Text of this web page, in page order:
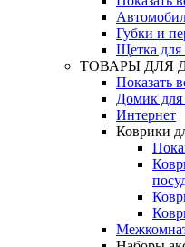
Губки и
Щетка для
ТОВАРЫ ДЛЯ
Показать
Домик
Интернет
Коврики